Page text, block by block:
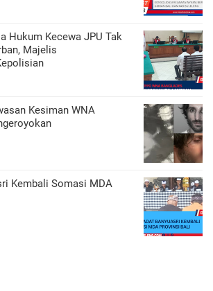
Hukum Kecewa JPU Tak
Majelis
Kesiman WNA
Kembali Somasi MDA